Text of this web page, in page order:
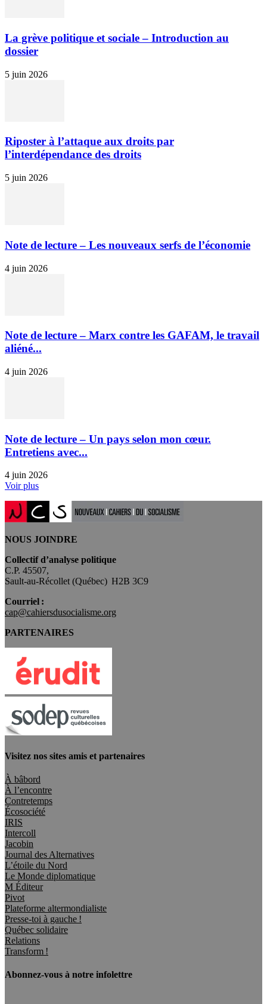
La grève politique et sociale – Introduction au
dossier
5 juin 2026
Riposter à l’attaque aux droits par
l’interdépendance des droits
5 juin 2026
Note de lecture – Les nouveaux serfs de l’économie
4 juin 2026
Note de lecture – Marx contre les GAFAM, le travail
aliéné...
4 juin 2026
Note de lecture – Un pays selon mon cœur.
Entretiens avec...
4 juin 2026
Voir plus
NOUS JOINDRE
Collectif d’analyse politique
C.P. 45507,
Sault-au-Récollet (Québec) H2B 3C9
Courriel :
cap@cahiersdusocialisme.org
PARTENAIRES
Visitez nos sites amis et partenaires
À bâbord
À l’encontre
Contretemps
Écosociété
IRIS
Intercoll
Jacobin
Journal des Alternatives
L’étoile du Nord
Le Monde diplomatique
M Éditeur
Pivot
Plateforme altermondialiste
Presse-toi à gauche !
Québec solidaire
Relations
Transform !
Abonnez-vous à notre infolettre